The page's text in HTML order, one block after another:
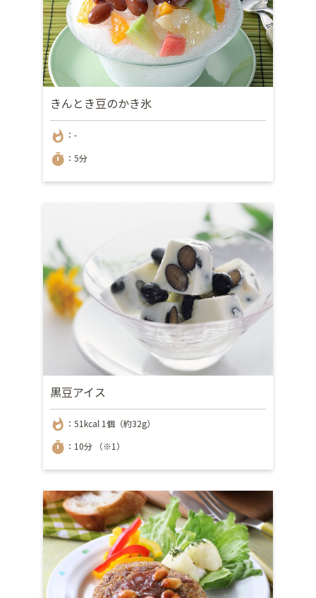
きんとき豆のかき氷
whatshot ：-
timer ：5分
黒豆アイス
whatshot ：51kcal 1個（約32g）
timer ：10分 （※1）